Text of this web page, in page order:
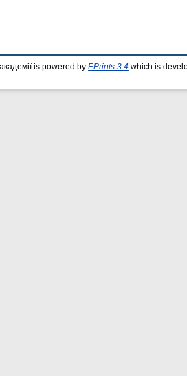
is powered by EPrints 3.4 which is